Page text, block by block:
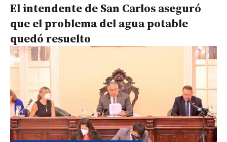
El intendente de San Carlos aseguró
que el problema del agua potable
quedó resuelto